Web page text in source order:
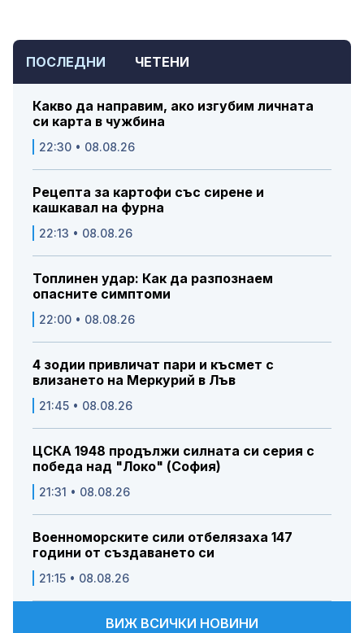
ПОСЛЕДНИ ЧЕТЕНИ
Какво да направим, ако изгубим личната
си карта в чужбина
22:30 • 08.08.26
Рецепта за картофи със сирене и
кашкавал на фурна
22:13 • 08.08.26
Топлинен удар: Как да разпознаем
опасните симптоми
22:00 • 08.08.26
4 зодии привличат пари и късмет с
влизането на Меркурий в Лъв
21:45 • 08.08.26
ЦСКА 1948 продължи силната си серия с
победа над "Локо" (София)
21:31 • 08.08.26
Военноморските сили отбелязаха 147
години от създаването си
21:15 • 08.08.26
ВИЖ ВСИЧКИ НОВИНИ